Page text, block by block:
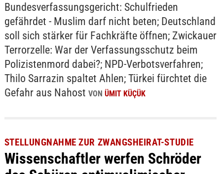
Bundesverfassungsgericht: Schulfrieden
gefährdet - Muslim darf nicht beten; Deutschland
soll sich stärker für Fachkräfte öffnen; Zwickauer
Terrorzelle: War der Verfassungsschutz beim
Polizistenmord dabei?; NPD-Verbotsverfahren;
Thilo Sarrazin spaltet Ahlen; Türkei fürchtet die
Gefahr aus Nahost VON ÜMIT KÜÇÜK
STELLUNGNAHME ZUR ZWANGSHEIRAT-STUDIE
Wissenschaftler werfen Schröder